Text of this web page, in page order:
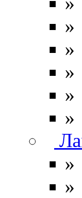
»
»
»
»
»
»
»